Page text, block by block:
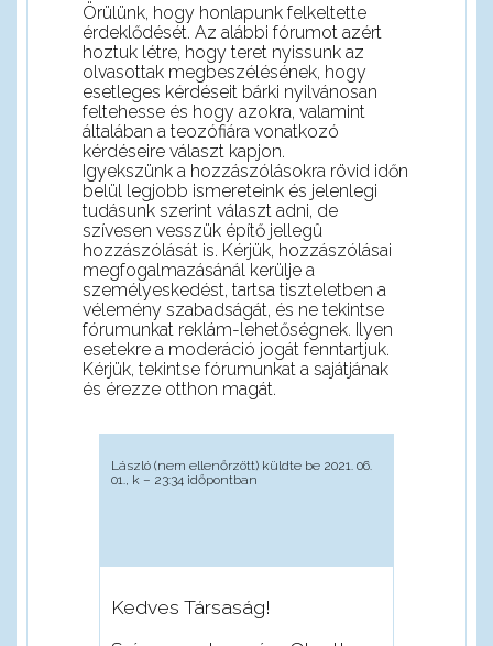
Örülünk, hogy honlapunk felkeltette
érdeklődését. Az alábbi fórumot azért
hoztuk létre, hogy teret nyissunk az
olvasottak megbeszélésének, hogy
esetleges kérdéseit bárki nyilvánosan
feltehesse és hogy azokra, valamint
általában a teozófiára vonatkozó
kérdéseire választ kapjon.
Igyekszünk a hozzászólásokra rövid időn
belül legjobb ismereteink és jelenlegi
tudásunk szerint választ adni, de
szívesen vesszük építő jellegû
hozzászólását is. Kérjük, hozzászólásai
megfogalmazásánál kerülje a
személyeskedést, tartsa tiszteletben a
vélemény szabadságát, és ne tekintse
fórumunkat reklám-lehetőségnek. Ilyen
esetekre a moderáció jogát fenntartjuk.
Kérjük, tekintse fórumunkat a sajátjának
és érezze otthon magát.
László (nem ellenőrzött)küldte be 2021. 06.
01., k – 23:34 időpontban
Kedves Társaság!